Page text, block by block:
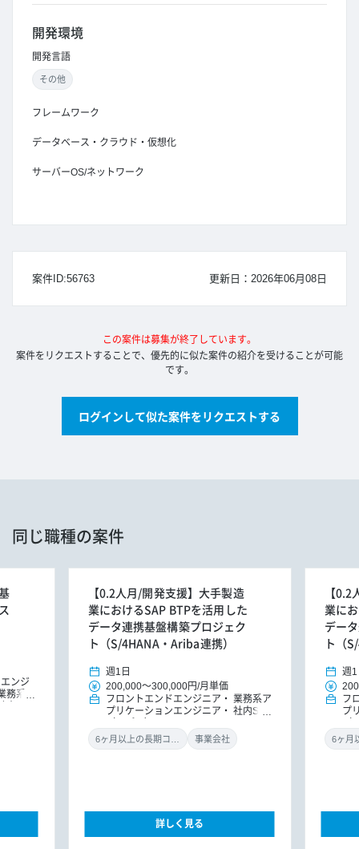
開発環境
開発言語
その他
フレームワーク
データベース・クラウド・仮想化
サーバーOS/ネットワーク
更新日：2026年06月08日
案件ID:56763
この案件は募集が終了しています。
案件をリクエストすることで、優先的に似た案件の紹介を受けることが可能
です。
ログインして似た案件をリクエストする
同じ職種の案件
ンジ
務系ア
【0.2人月/開発支援】大手製造
業におけるSAP BTPを活用した
データ連携基盤構築プロジェク
ト（S/4HANA・Ariba連携）
週1日
200,000～300,000円/月単価
フロントエンドエンジニア
業務系ア
プリケーションエンジニア
社内SE
事業会社
詳しく見る
【
業に
デー
ト（
週1
フ
プ